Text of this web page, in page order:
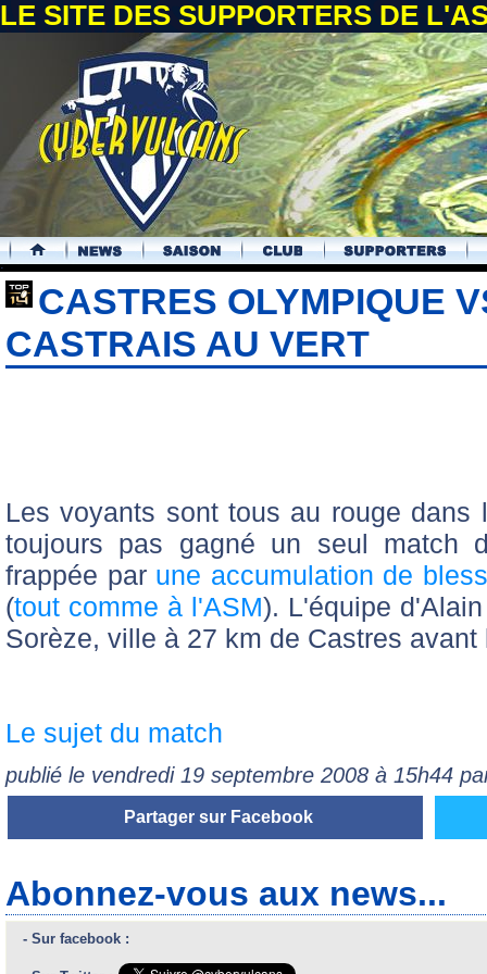
LE SITE DES SUPPORTERS DE
.
CASTRES OLYMPIQUE
CASTRAIS AU VERT
Les voyants sont tous au rouge dans
toujours pas gagné un seul match
frappée par une accumulation de
(tout comme à l'ASM). L'équipe
Sorèze, ville à 27 km de Castres
Le sujet du match
publié le vendredi 19 septembre 2008 à 15h44
Partager sur Facebook
Abonnez-vous aux news...
- Sur facebook :